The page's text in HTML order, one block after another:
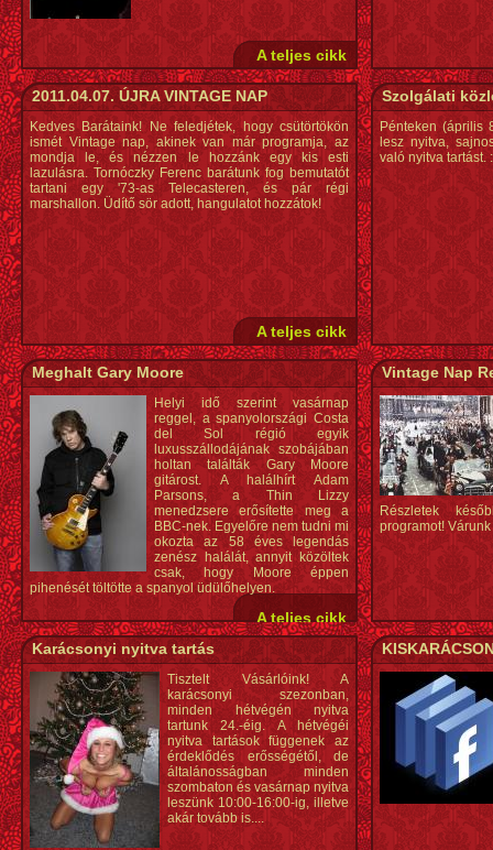
A teljes cikk
2011.04.07. ÚJRA VINTAGE NAP
Kedves Barátaink! Ne feledjétek, hogy csütörtökön
ismét Vintage nap, akinek van már programja, az
mondja le, és nézzen le hozzánk egy kis esti
lazulásra. Tornóczky Ferenc barátunk fog bemutatót
tartani egy '73-as Telecasteren, és pár régi
marshallon. Üdítő sör adott, hangulatot hozzátok!
A teljes cikk
Szolgálati
Pénteken (április
lesz nyitva,
való nyitva tartást.
Meghalt Gary Moore
Helyi idő szerint vasárnap
reggel, a spanyolországi Costa
del Sol régió egyik
luxusszállodájának szobájában
holtan találták Gary Moore
gitárost. A halálhírt Adam
Parsons, a Thin Lizzy
menedzsere erősítette meg a
BBC-nek. Egyelőre nem tudni mi
okozta az 58 éves legendás
zenész halálát, annyit közöltek
csak, hogy Moore éppen
pihenését töltötte a spanyol üdülőhelyen.
A teljes cikk
Vintage Nap
Részletek
programot!
Karácsonyi nyitva tartás
Tisztelt Vásárlóink! A
karácsonyi szezonban,
minden hétvégén nyitva
tartunk 24.-éig. A hétvégéi
nyitva tartások függenek az
érdeklődés erősségétől, de
általánosságban minden
szombaton és vasárnap nyitva
leszünk 10:00-16:00-ig, illetve
akár tovább is....